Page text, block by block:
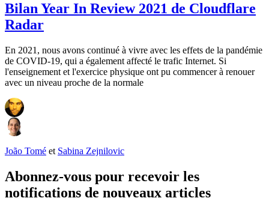
Bilan Year In Review 2021 de Cloudflare
Radar
En 2021, nous avons continué à vivre avec les effets de la pandémie
de COVID-19, qui a également affecté le trafic Internet. Si
l'enseignement et l'exercice physique ont pu commencer à renouer
avec un niveau proche de la normale
João Tomé et Sabina Zejnilovic
Abonnez-vous pour recevoir les
notifications de nouveaux articles